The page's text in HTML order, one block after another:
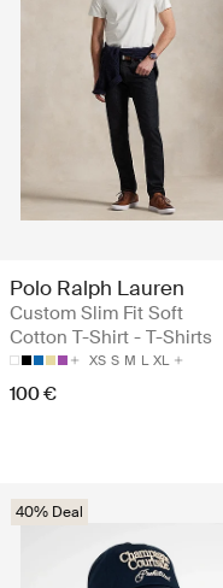
Polo Ralph Lauren
Custom Slim Fit Soft
Cotton T-Shirt - T-Shirts
XS S M L XL
100 €
40% Deal